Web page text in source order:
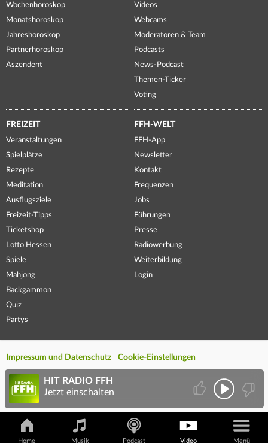
Wochenhoroskop
Monatshoroskop
Jahreshoroskop
Partnerhoroskop
Aszendent
Videos
Webcams
Moderatoren & Team
Podcasts
News-Podcast
Themen-Ticker
Voting
FREIZEIT
Veranstaltungen
Spielplätze
Rezepte
Meditation
Ausflugsziele
Freizeit-Tipps
Ticketshop
Lotto Hessen
Spiele
Mahjong
Backgammon
Quiz
Partys
FFH-WELT
FFH-App
Newsletter
Kontakt
Frequenzen
Jobs
Führungen
Presse
Radiowerbung
Weiterbildung
Login
Impressum und Datenschutz Cookie-Einstellungen
Home Musik Podcast Video Menü
HIT RADIO FFH
Jetzt einschalten